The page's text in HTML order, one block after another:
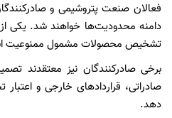
فعالان صنعت پتروشیمی و
دامنه محدودیت‌ها خواهند شد. یکی از
تشخیص محصولات مشمول ممنوعیت
برخی صادرکنندگان نیز معتقدند
صادراتی، قراردادهای خارجی و
دهد.